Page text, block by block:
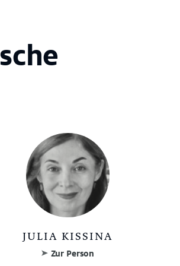
JULIA KISSINA
Zur Person